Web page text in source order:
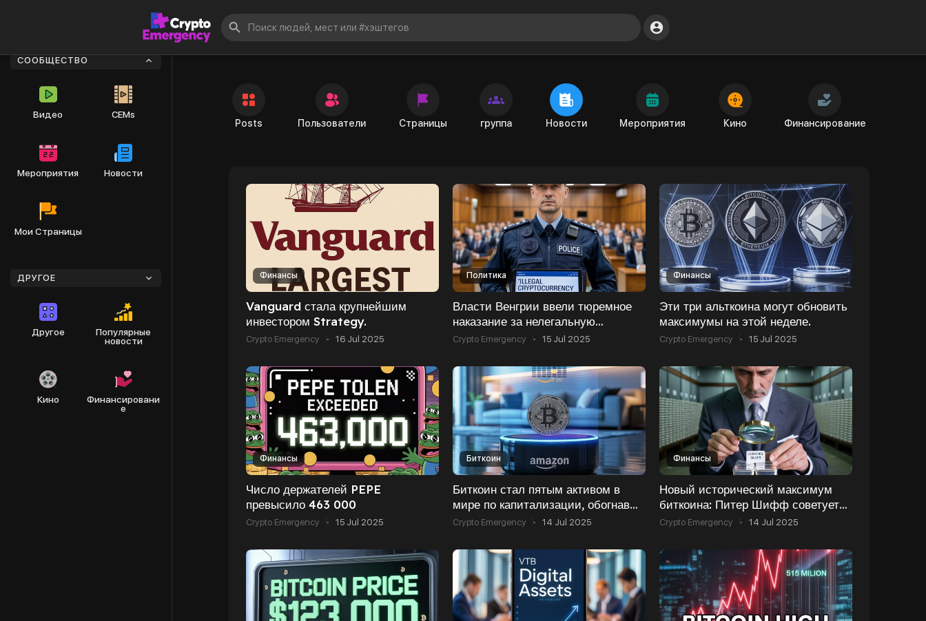
СООБЩЕСТВО
Видео CEMs
Мероприятия Новости
Мои Страницы
ДРУГОЕ
Другое
Популярные
новости
Кино
Финансировани
е
Posts Пользователи Страницы группа Новости Мероприятия Кино Финансирование
Финансы
Vanguard стала крупнейшим
инвестором Strategy.
Crypto Emergency · 16 Jul 2025
Политика
Власти Венгрии ввели тюремное
наказание за нелегальную
торговлю криптовалютами.
Crypto Emergency · 15 Jul 2025
Финансы
Эти три альткоина могут обновить
максимумы на этой неделе.
Crypto Emergency · 15 Jul 2025
Финансы
Число держателей PEPE
превысило 463 000
Crypto Emergency · 15 Jul 2025
Биткоин
Биткоин стал пятым активом в
мире по капитализации, обогнав
Amazon.
Crypto Emergency · 14 Jul 2025
Финансы
Новый исторический максимум
биткоина: Питер Шифф советует
покупать серебро, аналитик
Crypto Emergency · 14 Jul 2025